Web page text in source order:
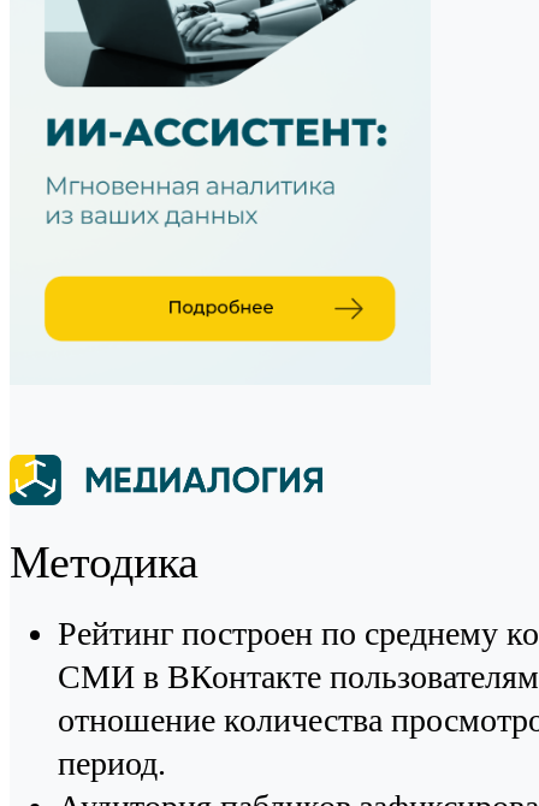
Методика
Рейтинг построен по среднему
СМИ в ВКонтакте
отношение количества
период.